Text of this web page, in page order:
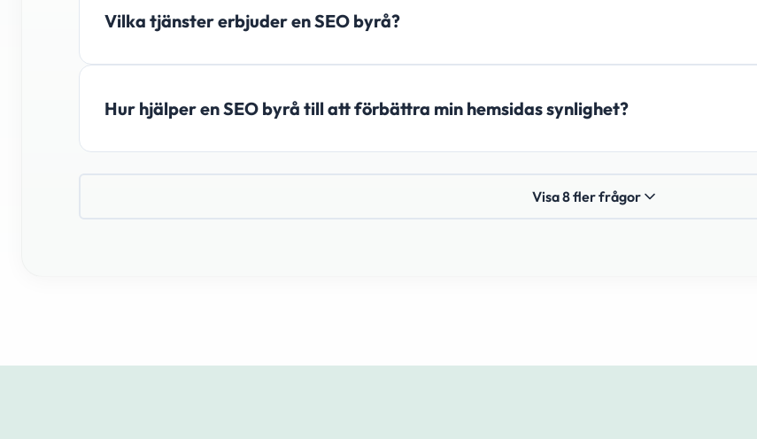
Vilka tjänster erbjuder en SEO byrå?
Hur hjälper en SEO byrå till att förbättra min hemsidas synlighet?
Visa 8 fler frågor